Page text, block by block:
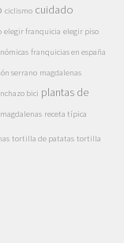
ciclismo cuidado
elegir franquicia elegir piso
franquicias en españa
serrano magdalenas
bici plantas de
receta típica
tortilla de patatas tortilla